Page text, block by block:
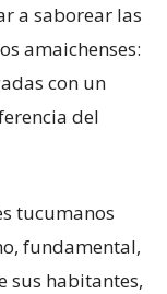
a saborear las
amaichenses:
con un
del
tucumanos
fundamental,
sus habitantes,